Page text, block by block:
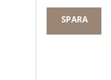
SPARA